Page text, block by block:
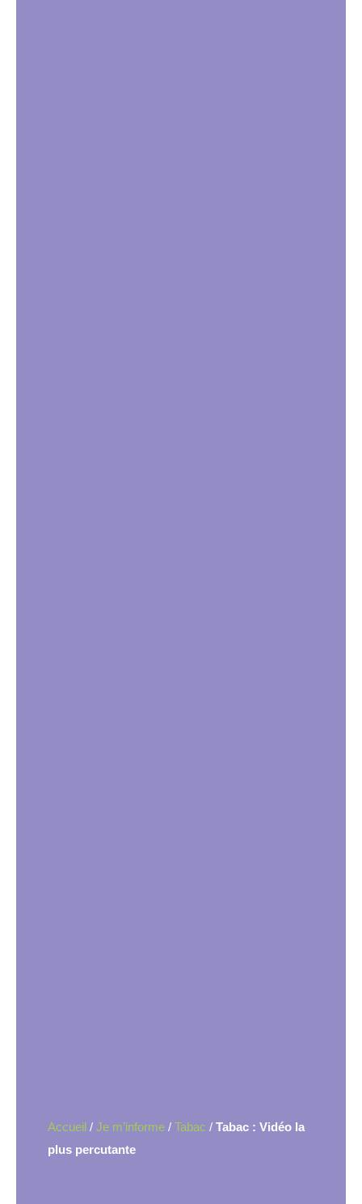
Accueil/ Je m’informe/ Tabac / Tabac : Vidéo la
plus percutante